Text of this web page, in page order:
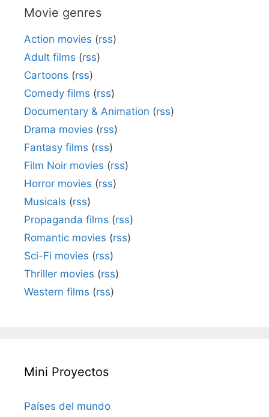
Movie genres
Action movies (rss)
Adult films (rss)
Cartoons (rss)
Comedy films (rss)
Documentary & Animation (rss)
Drama movies (rss)
Fantasy films (rss)
Film Noir movies (rss)
Horror movies (rss)
Musicals (rss)
Propaganda films (rss)
Romantic movies (rss)
Sci-Fi movies (rss)
Thriller movies (rss)
Western films (rss)
Mini Proyectos
Países del mundo